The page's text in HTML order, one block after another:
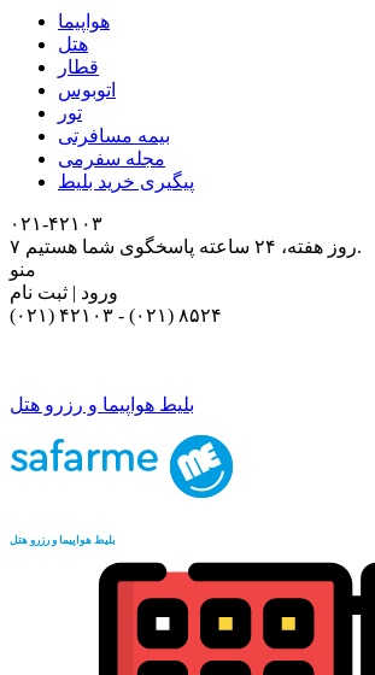
هواپیما
هتل
قطار
اتوبوس
تور
بیمه مسافرتی
مجله سفرمی
پیگیری خرید بلیط
۰۲۱-۴٢١٠٣
۷ روز هفته، ۲۴ ساعته پاسخگوی شما هستیم.
منو
ورود | ثبت نام
- (۰۲۱) ۸۵۲۴
بلیط هواپیما و رزرو هتل
بلیط هواپیما و رزرو هتل